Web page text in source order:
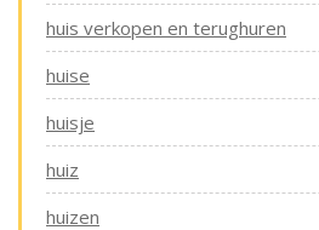
huis verkopen en terughuren
huise
huisje
huiz
huizen